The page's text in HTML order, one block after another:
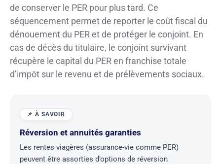
de conserver le PER pour plus tard. Ce
séquencement permet de reporter le coût fiscal du
dénouement du PER et de protéger le conjoint. En
cas de décès du titulaire, le conjoint survivant
récupère le capital du PER en franchise totale
d’impôt sur le revenu et de prélèvements sociaux.
Réversion et annuités garanties
Les rentes viagères (assurance-vie comme PER)
peuvent être assorties d’options de réversion